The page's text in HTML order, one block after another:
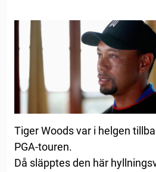
Tiger Woods var i helgen
PGA-touren.
Då släpptes den här